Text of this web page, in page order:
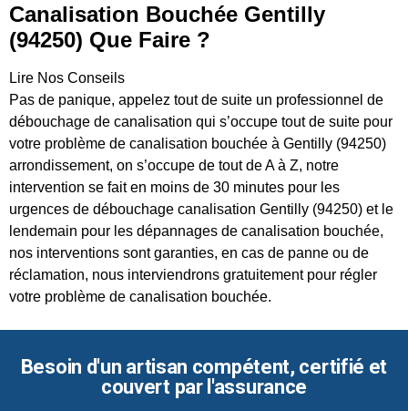
Canalisation Bouchée Gentilly
(94250) Que Faire ?
Lire Nos Conseils
Pas de panique, appelez tout de suite un professionnel de
débouchage de canalisation qui s’occupe tout de suite pour
votre problème de canalisation bouchée à Gentilly (94250)
arrondissement, on s’occupe de tout de A à Z, notre
intervention se fait en moins de 30 minutes pour les
urgences de débouchage canalisation Gentilly (94250) et le
lendemain pour les dépannages de canalisation bouchée,
nos interventions sont garanties, en cas de panne ou de
réclamation, nous interviendrons gratuitement pour régler
votre problème de canalisation bouchée.
Besoin d'un artisan compétent, certifié et
couvert par l'assurance